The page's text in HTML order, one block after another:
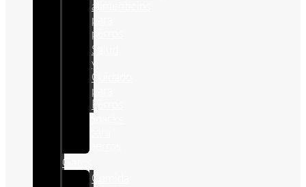
alimenticios
para
perros
Salud
y
Cuidado
para
Perros
Gatos
Comida